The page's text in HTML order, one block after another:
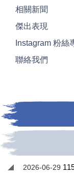
相關新聞
傑出表現
Instagram 粉絲
聯絡我們
2026-06-29